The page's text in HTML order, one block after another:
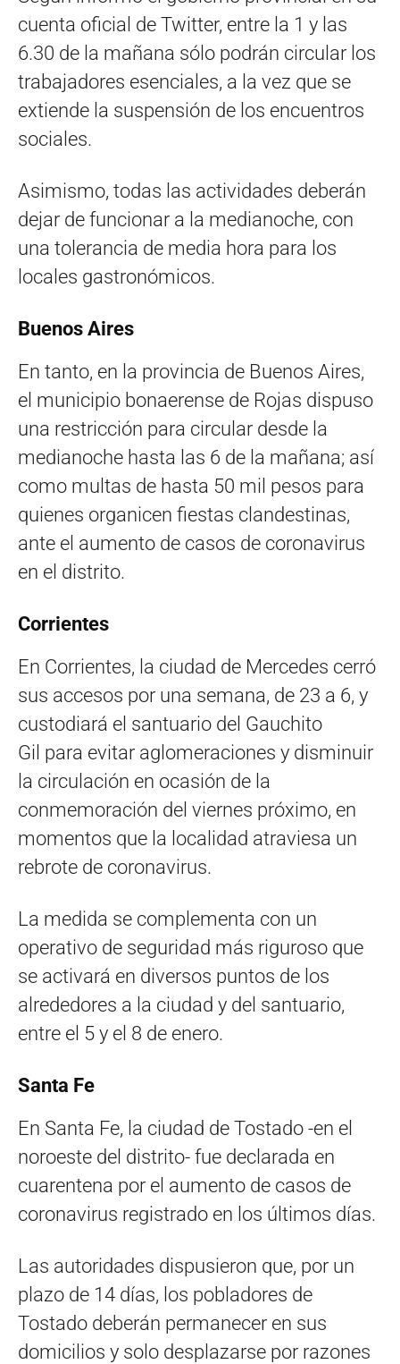
cuenta oficial de Twitter, entre la 1 y las
6.30 de la mañana sólo podrán circular los
trabajadores esenciales, a la vez que se
extiende la suspensión de los encuentros
sociales.
Asimismo, todas las actividades deberán
dejar de funcionar a la medianoche, con
una tolerancia de media hora para los
locales gastronómicos.
Buenos Aires
En tanto, en la provincia de Buenos Aires,
el municipio bonaerense de Rojas dispuso
una restricción para circular desde la
medianoche hasta las 6 de la mañana; así
como multas de hasta 50 mil pesos para
quienes organicen fiestas clandestinas,
ante el aumento de casos de coronavirus
en el distrito.
Corrientes
En Corrientes, la ciudad de Mercedes cerró
sus accesos por una semana, de 23 a 6, y
custodiará el santuario del Gauchito
Gil para evitar aglomeraciones y disminuir
la circulación en ocasión de la
conmemoración del viernes próximo, en
momentos que la localidad atraviesa un
rebrote de coronavirus.
La medida se complementa con un
operativo de seguridad más riguroso que
se activará en diversos puntos de los
alrededores a la ciudad y del santuario,
entre el 5 y el 8 de enero.
Santa Fe
En Santa Fe, la ciudad de Tostado -en el
noroeste del distrito- fue declarada en
cuarentena por el aumento de casos de
coronavirus registrado en los últimos días.
Las autoridades dispusieron que, por un
plazo de 14 días, los pobladores de
Tostado deberán permanecer en sus
domicilios y solo desplazarse por razones